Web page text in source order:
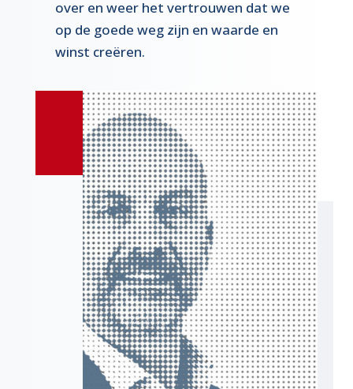
over en weer het vertrouwen dat we
op de goede weg zijn en waarde en
winst creëren.